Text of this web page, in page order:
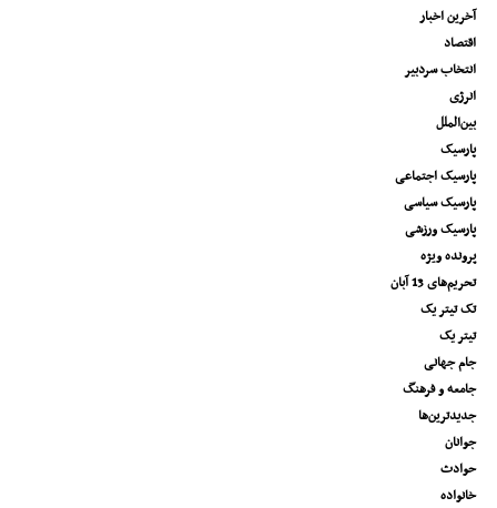
آخرین اخبار
اقتصاد
انتخاب سردبیر
انرژی
بین‌الملل
پارسیک
پارسیک اجتماعی
پارسیک سیاسی
پارسیک ورزشی
پرونده ویژه
تحریم‌های 13 آبان
تک تیتر یک
تیتر یک
جام جهانی
جامعه و فرهنگ
جدیدترین‌ها
جوانان
حوادث
خانواده